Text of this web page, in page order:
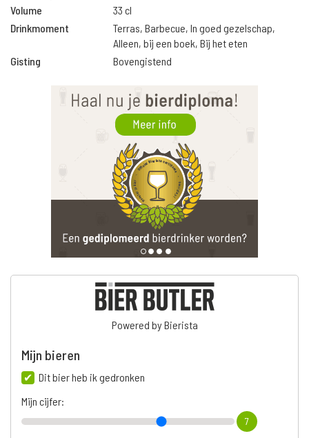
Volume
33 cl
Drinkmoment
Terras, Barbecue, In goed gezelschap,
Alleen, bij een boek, Bij het eten
Gisting
Bovengistend
Powered by Bierista
Mijn bieren
Dit bier heb ik gedronken
Mijn cijfer:
7